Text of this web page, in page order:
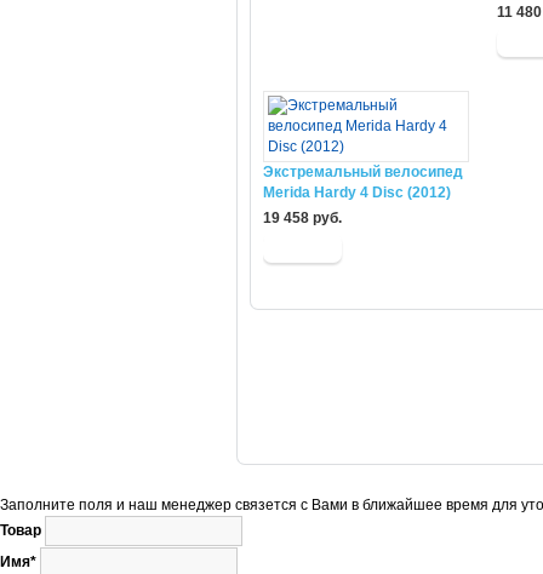
11
Экстремальный велосипед
Merida Hardy 4 Disc (2012)
19 458 руб.
Заполните поля и наш менеджер связется с Вами в ближайшее время для
Товар
Имя*